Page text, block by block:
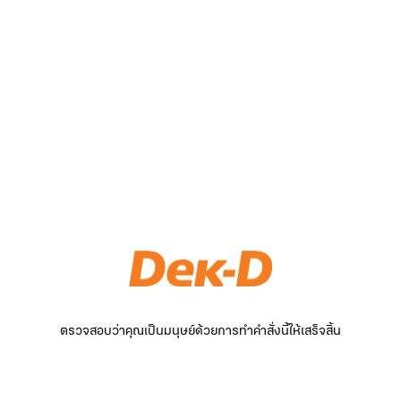
ตรวจสอบว่าคุณเป็นมนุษย์ด้วยการทำคำสั่งนี้ให้เสร็จสิ้น